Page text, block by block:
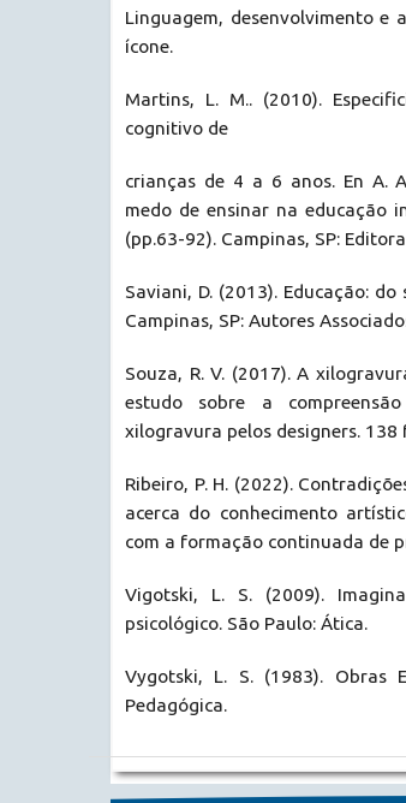
Linguagem, desenvolvimento e
ícone.
Martins, L. M.. (2010).
cognitivo de
crianças de 4 a 6 anos. En A.
medo de ensinar na educação
(pp.63-92). Campinas, SP:
Saviani, D. (2013). Educação:
Campinas, SP: Autores
Souza, R. V. (2017). A
estudo sobre a
xilogravura pelos designers. 138
Ribeiro, P. H. (2022).
acerca do conhecimento
com a formação continuada de
Vigotski, L. S. (2009).
psicológico. São Paulo: Ática.
Vygotski, L. S. (1983). Obras
Pedagógica.